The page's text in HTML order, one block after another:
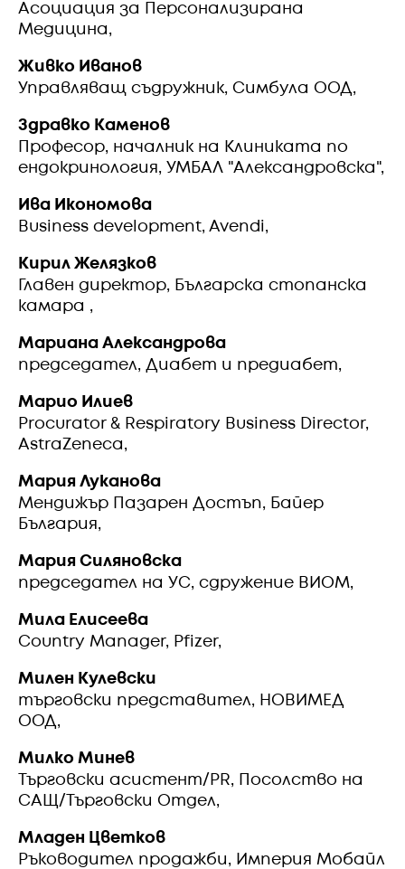
Асоциация за Персонализирана
Медицина,
Живко Иванов
Управляващ съдружник, Симбула ООД,
Здравко Каменов
Професор, началник на Клиниката по
ендокринология, УМБАЛ "Александровска",
Ива Икономова
Business development, Avendi,
Кирил Желязков
Главен директор, Българска стопанска
камара ,
Мариана Александрова
председател, Диабет и предиабет,
Марио Илиев
Procurator & Respiratory Business Director,
AstraZeneca,
Мария Луканова
Мендижър Пазарен Достъп, Байер
България,
Мария Силяновска
председател на УС, сдружение ВИОМ,
Мила Елисеева
Country Manager, Pfizer,
Милен Кулевски
търговски представител, НОВИМЕД
ООД,
Милко Минев
Търговски асистент/PR, Посолство на
САЩ/Търговски Отдел,
Младен Цветков
Ръководител продажби, Империя Мобайл